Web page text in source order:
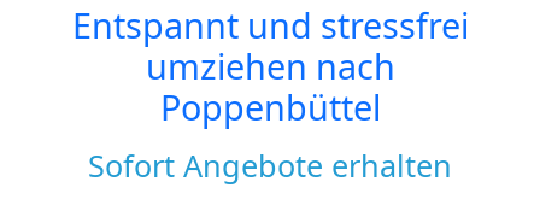
Entspannt und stressfrei
umziehen nach
Poppenbüttel
Sofort Angebote erhalten